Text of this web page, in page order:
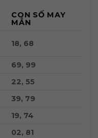
CON SỐ MAY
MẮN
18, 68
69, 99
22, 55
39, 79
19, 74
02, 81